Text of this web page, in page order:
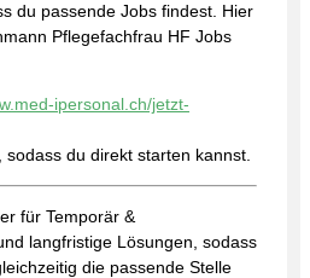
du passende Jobs findest. Hier
Pflegefachfrau HF Jobs
ipersonal.ch/jetzt-
du direkt starten kannst.
für Temporär &
langfristige Lösungen, sodass
die passende Stelle